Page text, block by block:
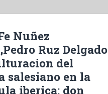
Shrigley.
Seminary,
Church
&
Shrine
(1929-
Nuñez
Ruz Delgado
del
salesiano en la
iberica: don